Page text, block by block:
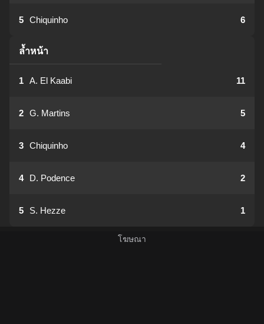
5 Chiquinho 6
ล้ำหน้า
1 A. El Kaabi 11
2 G. Martins 5
3 Chiquinho 4
4 D. Podence 2
5 S. Hezze 1